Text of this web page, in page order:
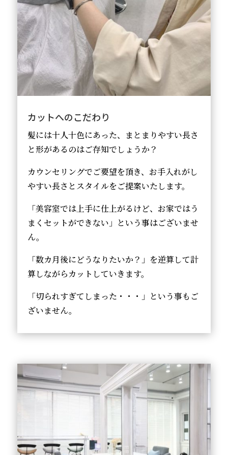
カットへのこだわり
髪には十人十色にあった、まとまりやすい長さ
と形があるのはご存知でしょうか？
カウンセリングでご要望を頂き、お手入れがし
やすい長さとスタイルをご提案いたします。
「美容室では上手に仕上がるけど、お家ではう
まくセットができない」という事はございませ
ん。
「数カ月後にどうなりたいか？」を逆算して計
算しながらカットしていきます。
「切られすぎてしまった・・・」という事もご
ざいません。